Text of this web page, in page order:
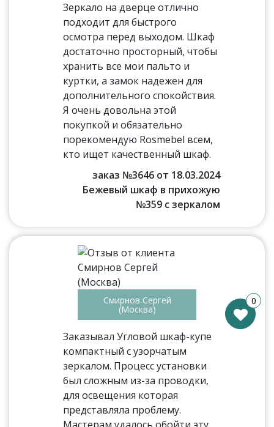
Зеркало на дверце отлично
подходит для быстрого
осмотра перед выходом. Шкаф
достаточно просторный, чтобы
хранить все мои пальто и
куртки, а замок надежен для
дополнительного спокойствия.
Я очень довольна этой
покупкой и обязательно
порекомендую Rosmebel всем,
кто ищет качественный шкаф.
заказ №3646 от 18.03.2024
Бежевый шкаф в прихожую
№359 с зеркалом
Смирнов Сергей
(Москва)
Заказывал Угловой шкаф-купе
компактный с узорчатым
зеркалом. Процесс установки
был сложным из-за проводки,
для освещения которая
представляла проблему.
0